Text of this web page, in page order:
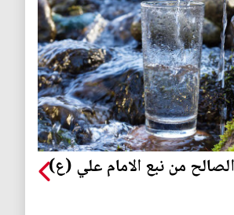
من نبع الامام علي (ع)